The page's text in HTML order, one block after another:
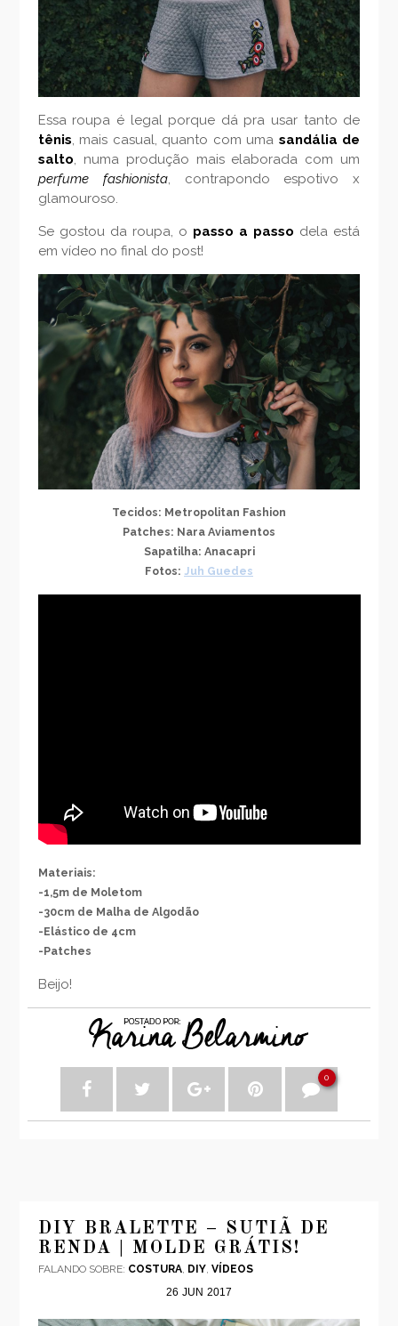
Essa roupa é legal porque dá pra usar tanto de
tênis, mais casual, quanto com uma sandália de
salto, numa produção mais elaborada com um
perfume fashionista, contrapondo espotivo x
glamouroso.
Se gostou da roupa, o passo a passo dela está
em vídeo no final do post!
Tecidos: Metropolitan Fashion
Patches: Nara Aviamentos
Sapatilha: Anacapri
Fotos: Juh Guedes
Materiais:
-1,5m de Moletom
-30cm de Malha de Algodão
-Elástico de 4cm
-Patches
Beijo!
0
DIY BRALETTE – SUTIÃ DE
RENDA | MOLDE GRÁTIS!
FALANDO SOBRE: COSTURA, DIY, VÍDEOS
26 JUN 2017